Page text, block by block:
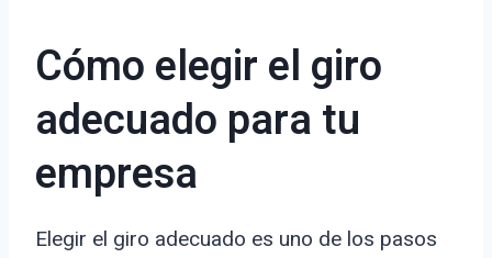
Cómo elegir el giro
adecuado para tu
empresa
Elegir el giro adecuado es uno de los pasos